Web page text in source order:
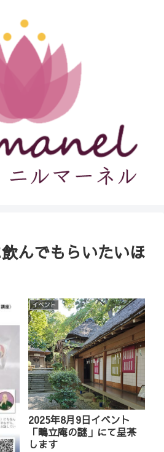
んでもらいたいほ
イベント
2025年8月9日イベント
「鴫立庵の謎」にて呈茶
します